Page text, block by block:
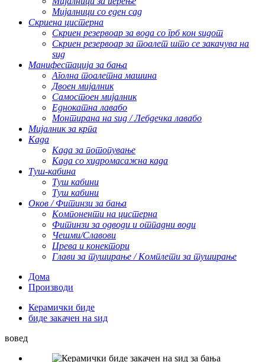
Мијалници со еден сад
Скриена цистерна
Скриен резервоар за вода со грб кон ѕидот
Скриен резервоар за тоалет што се закачува на
ѕид
Манифестација за бања
Аголна тоалетна машина
Двоен мијалник
Самостоен мијалник
Еднокатна лавабо
Монтирана на ѕид / Лебдечка лавабо
Мијалник за крпа
Када
Када за потопување
Када со хидромасажна када
Туш-кабина
Туш кабини
Туш кабини
Оков / Фитинзи за бања
Компоненти на цистерна
Фитинзи за одводи и отпадни води
Чешми/Славови
Црева и конектори
Глави за туширање / Комплети за туширање
Дома
Производи
Керамички биде
биде закачен на ѕид
вовед